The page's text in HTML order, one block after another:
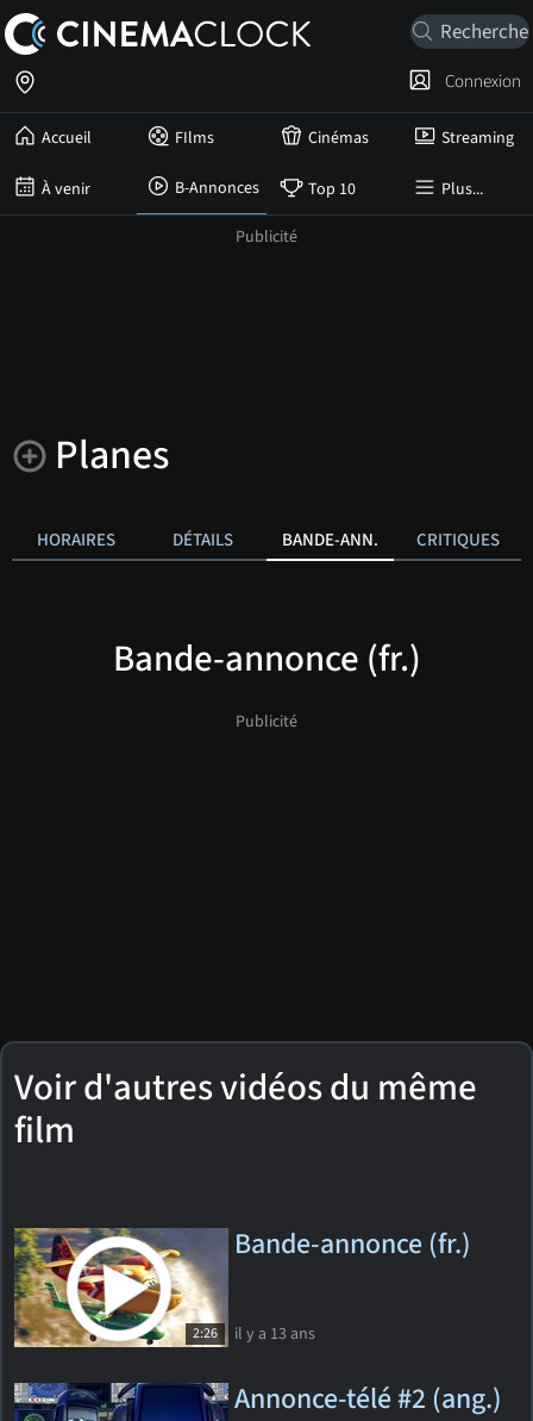
Accueil FIlms Cinémas Streaming
À venir B-Annonces Top 10 Plus...
Connexion
Planes
HORAIRES DÉTAILS BANDE-ANN. CRITIQUES
Bande-annonce (fr.)
Voir d'autres vidéos du même
film
2:26
Bande-annonce (fr.)
il y a 13 ans
Annonce-télé #2 (ang.)